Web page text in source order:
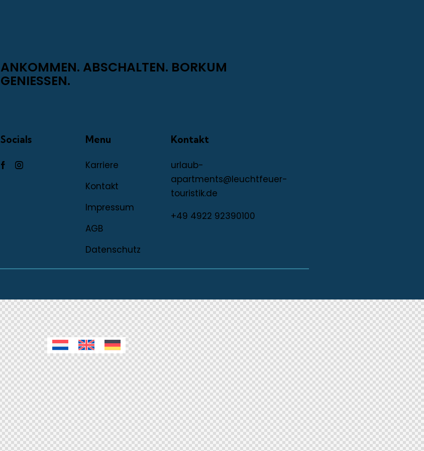
ANKOMMEN. ABSCHALTEN. BORKUM
GENIESSEN.
Socials Menu
Karriere
Kontakt
Impressum
AGB
Datenschutz
Kontakt
urlaub-
apartments@leuchtfeuer-
touristik.de
+49 4922 92390100